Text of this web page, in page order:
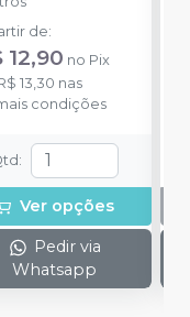
de:
12,90 no Pix
13,30 nas
condições
:
Ver opções
Pedir via
Whatsapp